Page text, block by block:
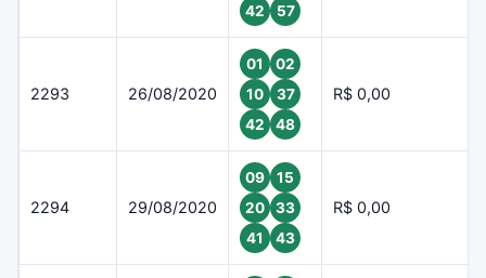
42
57
2293 26/08/2020
01
02
10
37
42
48
R$ 0,00
2294 29/08/2020
09
15
20
33
41
43
R$ 0,00